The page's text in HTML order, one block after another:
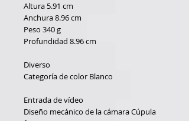
Altura 5.91 cm
Anchura8.96 cm
Peso 340 g
Profundidad 8.96 cm
Diverso
Categoría de color Blanco
Entrada de vídeo
Diseño mecánico de la cámaraCúpula